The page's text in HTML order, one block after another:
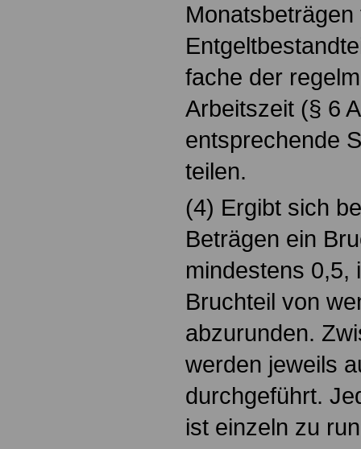
fache der
Arbeitszeit (§ 6
entsprechende
teilen.
(4) Ergibt sich
Beträgen ein
mindestens 0,5,
Bruchteil von
abzurunden.
werden jeweils
durchgeführt.
ist einzeln zu